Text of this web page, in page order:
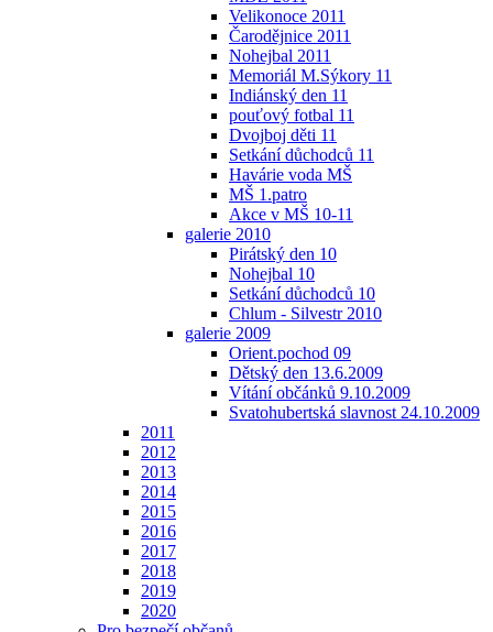
Velikonoce 2011
Čarodějnice 2011
Nohejbal 2011
Memoriál M.Sýkory 11
Indiánský den 11
pouťový fotbal 11
Dvojboj děti 11
Setkání důchodců 11
Havárie voda MŠ
MŠ 1.patro
Akce v MŠ 10-11
galerie 2010
Pirátský den 10
Nohejbal 10
Setkání důchodců 10
Chlum - Silvestr 2010
galerie 2009
Orient.pochod 09
Dětský den 13.6.2009
Vítání občánků 9.10.2009
Svatohubertská slavnost 24.10.2009
2011
2012
2013
2014
2015
2016
2017
2018
2019
2020